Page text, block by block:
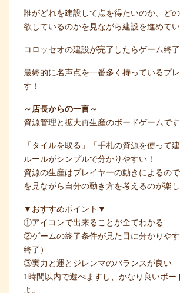
誰がどれを建設して点を得たいのか、ど
欲しているのかを見ながら建設を進めてい
コロッセオの建設が完了したらゲーム終了
最終的に名声点を一番多く持っているプ
す！
～店長からの一言～
資源管理と拡大再生産のボードゲームです
「タイルを取る」「手札の資源を使って建
ルールがシンプルで分かりやすい！
資源の生産はプレイヤーの動きによるの
を見ながら自分の動き方を考えるのが楽
▼おすすめポイント▼
①アイコンで出来ることが全てわかる
②ゲームの終了条件が見た目に分かりや
終了）
③実力と運とジレンマのバランスが良い
1時間以内で遊べますし、かなり良いボー
よ。